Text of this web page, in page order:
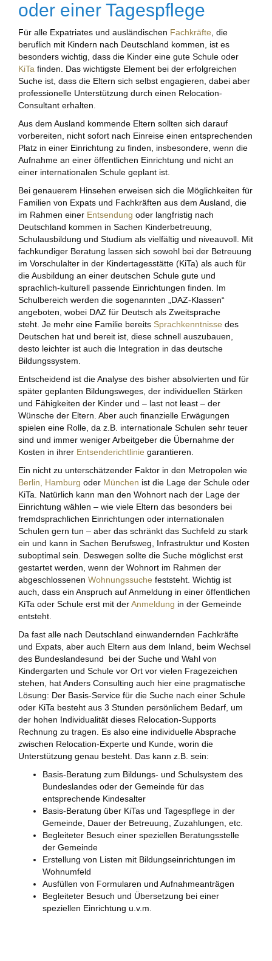
oder einer Tagespflege
Für alle Expatriates und ausländischen Fachkräfte , die
beruflich mit Kindern nach Deutschland kommen, ist es
besonders wichtig, dass die Kinder eine gute Schule oder
KiTa finden. Das wichtigste Element bei der erfolgreichen
Suche ist, dass die Eltern sich selbst engagieren, dabei aber
professionelle Unterstützung durch einen Relocation-
Consultant erhalten.
Aus dem Ausland kommende Eltern sollten sich darauf
vorbereiten, nicht sofort nach Einreise einen entsprechenden
Platz in einer Einrichtung zu finden, insbesondere, wenn die
Aufnahme an einer öffentlichen Einrichtung und nicht an
einer internationalen Schule geplant ist.
Bei genauerem Hinsehen erweisen sich die Möglichkeiten für
Familien von Expats und Fachkräften aus dem Ausland, die
im Rahmen einer Entsendung oder langfristig nach
Deutschland kommen in Sachen Kinderbetreuung,
Schulausbildung und Studium als vielfältig und niveauvoll. Mit
fachkundiger Beratung lassen sich sowohl bei der Betreuung
im Vorschulalter in der Kindertagesstätte (KiTa) als auch für
die Ausbildung an einer deutschen Schule gute und
sprachlich-kulturell passende Einrichtungen finden. Im
Schulbereich werden die sogenannten „DAZ-Klassen“
angeboten, wobei DAZ für Deutsch als Zweitsprache
steht. Je mehr eine Familie bereits Sprachkenntnisse des
Deutschen hat und bereit ist, diese schnell auszubauen,
desto leichter ist auch die Integration in das deutsche
Bildungssystem.
Entscheidend ist die Analyse des bisher absolvierten und für
später geplanten Bildungsweges, der individuellen Stärken
und Fähigkeiten der Kinder und – last not least – der
Wünsche der Eltern. Aber auch finanzielle Erwägungen
spielen eine Rolle, da z.B. internationale Schulen sehr teuer
sind und immer weniger Arbeitgeber die Übernahme der
Kosten in ihrer Entsenderichtlinie garantieren.
Ein nicht zu unterschätzender Faktor in den Metropolen wie
Berlin,
Hamburg oder München ist die Lage der Schule oder
KiTa. Natürlich kann man den Wohnort nach der Lage der
Einrichtung wählen – wie viele Eltern das besonders bei
fremdsprachlichen Einrichtungen oder internationalen
Schulen gern tun – aber das schränkt das Suchfeld zu stark
ein und kann in Sachen Berufsweg, Infrastruktur und Kosten
suboptimal sein. Deswegen sollte die Suche möglichst erst
gestartet werden, wenn der Wohnort im Rahmen der
abgeschlossenen Wohnungssuche feststeht. Wichtig ist
auch, dass ein Anspruch auf Anmeldung in einer öffentlichen
KiTa oder Schule erst mit derAnmeldung in der Gemeinde
entsteht.
Da fast alle nach Deutschland einwandernden Fachkräfte
und Expats, aber auch Eltern aus dem Inland, beim Wechsel
des Bundeslandesund bei der Suche und Wahl von
Kindergarten und Schule vor Ort vor vielen Fragezeichen
stehen, hat Anders Consulting auch hier eine pragmatische
Lösung: Der Basis-Service für die Suche nach einer Schule
oder KiTa besteht aus 3 Stunden persönlichem Bedarf, um
der hohen Individualität dieses Relocation-Supports
Rechnung zu tragen. Es also eine individuelle Absprache
zwischen Relocation-Experte und Kunde, worin die
Unterstützung genau besteht. Das kann z.B. sein:
Basis-Beratung zum Bildungs- und Schulsystem des
Bundeslandes oder der Gemeinde für das
entsprechende Kindesalter
Basis-Beratung über KiTas und Tagespflege in der
Gemeinde, Dauer der Betreuung, Zuzahlungen, etc.
Begleiteter Besuch einer speziellen Beratungsstelle
der Gemeinde
Erstellung von Listen mit Bildungseinrichtungen im
Wohnumfeld
Ausfüllen von Formularen und Aufnahmeanträgen
Begleiteter Besuch und Übersetzung bei einer
speziellen Einrichtung u.v.m.